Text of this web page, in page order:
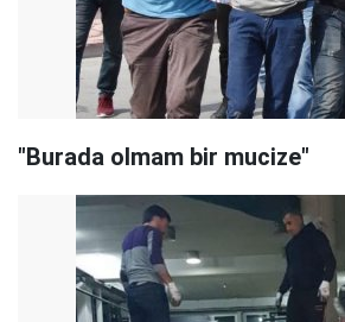
"Burada olmam bir mucize"